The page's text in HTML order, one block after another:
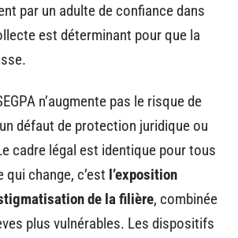
par un adulte de confiance dans
est déterminant pour que la
n’augmente pas le risque de
défaut de protection juridique ou
cadre légal est identique pour tous
change, c’est l’exposition
de la filière, combinée
plus vulnérables. Les dispositifs